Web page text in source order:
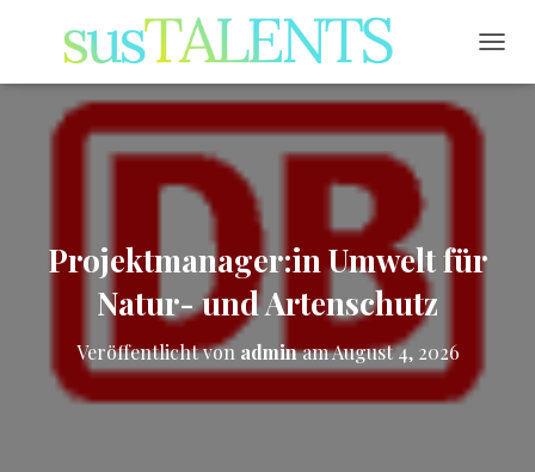
Projektmanager:in Umwelt für
Natur- und Artenschutz
Veröffentlicht von adminamAugust 4, 2026